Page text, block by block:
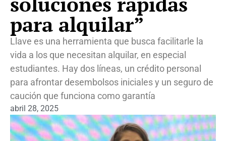
para alquilar”
Llave es una herramienta que busca facilitarle la
vida a los que necesitan alquilar, en especial
estudiantes. Hay dos líneas, un crédito personal
para afrontar desembolsos iniciales y un seguro de
caución que funciona como garantía
abril 28, 2025